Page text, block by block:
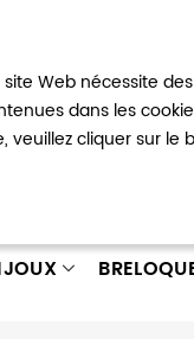
Web nécessite
dans les
veuillez cliquer sur le
Mon